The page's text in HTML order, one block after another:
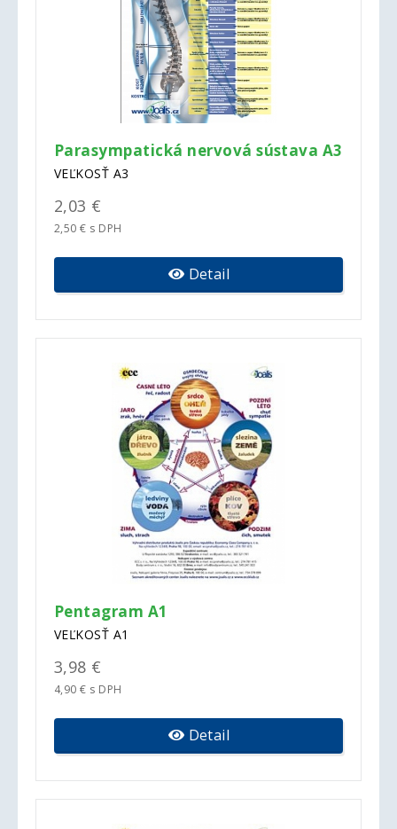
Parasympatická nervová sústava A3
VEĽKOSŤ A3
2,03 €
2,50 € s DPH
Detail
Pentagram A1
VEĽKOSŤ A1
3,98 €
4,90 € s DPH
Detail